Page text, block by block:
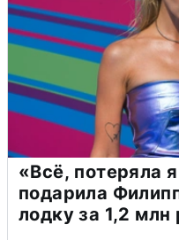
«Всё, потеряла
подарила
лодку за 1,2 млн